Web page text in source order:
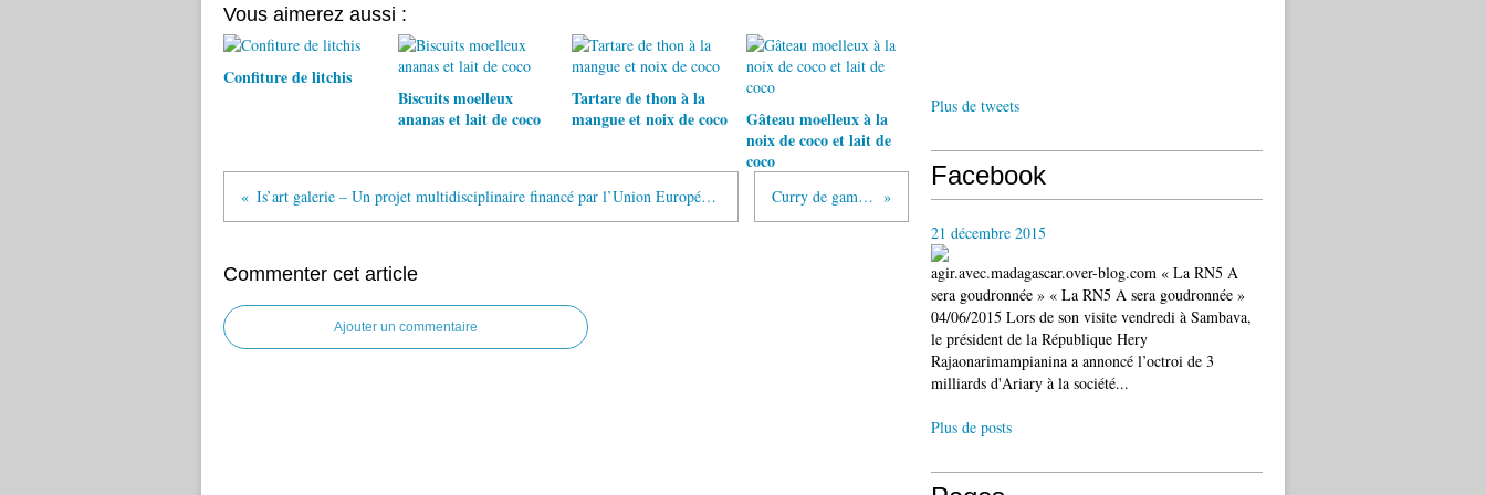
Vous aimerez aussi :
Confiture de litchis
Biscuits moelleux
ananas et lait de coco
Tartare de thon à la
mangue et noix de coco
Gâteau moelleux à la
noix de coco et lait de
coco
Is’art galerie – Un projet multidisciplinaire financé par l’Union Européenne Curry de gambas
Commenter cet article
Ajouter un commentaire
Plus de tweets
Facebook
21 décembre 2015
agir.avec.madagascar.over-blog.com « La RN5 A
sera goudronnée » « La RN5 A sera goudronnée »
04/06/2015 Lors de son visite vendredi à Sambava,
le président de la République Hery
Rajaonarimampianina a annoncé l’octroi de 3
milliards d'Ariary à la société...
Plus de posts